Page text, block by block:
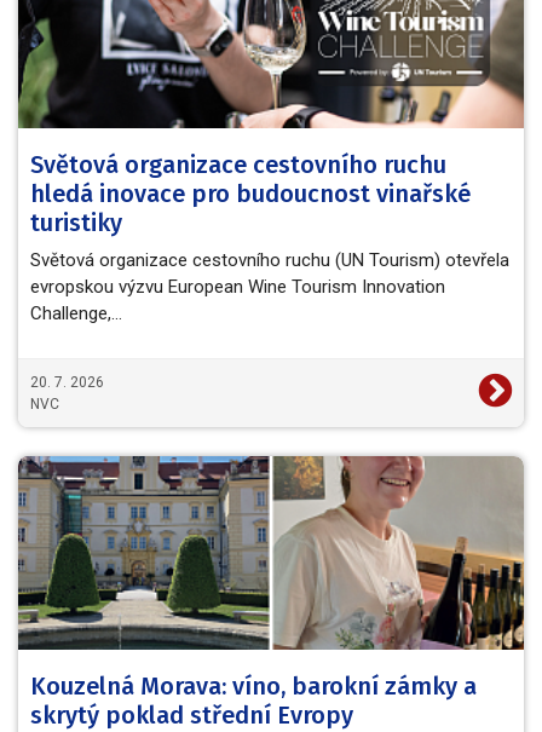
Světová organizace cestovního ruchu
hledá inovace pro budoucnost vinařské
turistiky
Světová organizace cestovního ruchu (UN Tourism) otevřela
evropskou výzvu European Wine Tourism Innovation
Challenge,…
20. 7. 2026
NVC
Kouzelná Morava: víno, barokní zámky a
skrytý poklad střední Evropy